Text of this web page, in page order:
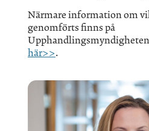
Närmare information om
genomförts finns på
här>>.